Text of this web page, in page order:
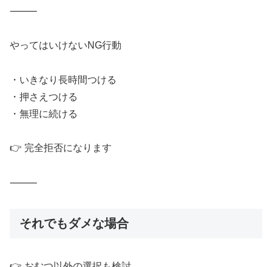
⸻
やってはいけないNG行動
・いきなり長時間つける
・押さえつける
・無理に続ける
👉 完全拒否になります
⸻
それでもダメな場合